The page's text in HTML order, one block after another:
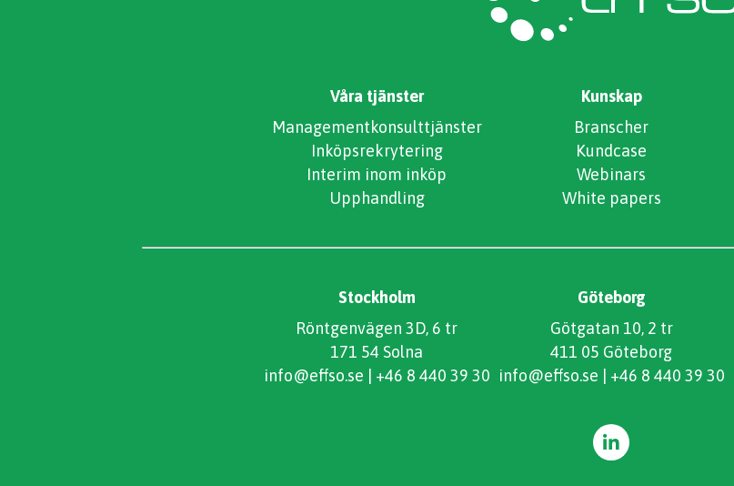
Våra tjänster
Managementkonsulttjänster
Inköpsrekrytering
Interim inom inköp
Upphandling
Kunskap
Branscher
Kundcase
Webinars
White papers
Stockholm
Röntgenvägen 3D, 6 tr
171 54 Solna
info@effso.se
+46 8 440 39 30
Göteborg
Götgatan 10, 2 tr
411 05 Göteborg
info@effso.se
+46 8 440 39 30